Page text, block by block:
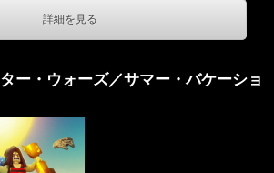
詳細を見る
ー・ウォーズ／サマー・バケーショ